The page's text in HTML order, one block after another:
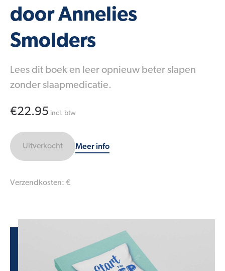
door Annelies
Smolders
Lees dit boek en leer opnieuw beter slapen
zonder slaapmedicatie.
€22.95 incl. btw
Uitverkocht Meer info
Verzendkosten: €